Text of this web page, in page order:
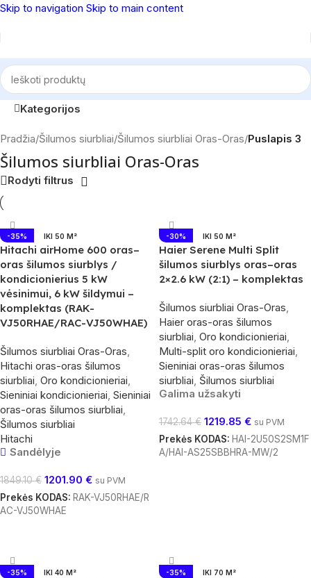
Skip to navigation Skip to main content
Kategorijos
Pradžia/Šilumos siurbliai/Šilumos siurbliai Oras-Oras/Puslapis 3
Šilumos siurbliai Oras-Oras
Rodyti filtrus
-35% IKI 50 M²
Hitachi airHome 600 oras–
oras šilumos siurblys /
kondicionierius 5 kW
vėsinimui, 6 kW šildymui –
komplektas (RAK-
VJ50RHAE/RAC-VJ50WHAE)
Šilumos siurbliai Oras-Oras,
Hitachi oras-oras šilumos
siurbliai, Oro kondicionieriai,
Sieniniai kondicionieriai, Sieniniai
oras-oras šilumos siurbliai,
Šilumos siurbliai
Hitachi
Sandėlyje
1849.10€ 1201.90 € su PVM
Prekės KODAS: RAK-VJ50RHAE/R
AC-VJ50WHAE
-30% IKI 50 M²
Haier Serene Multi Split
šilumos siurblys oras–oras
2×2.6 kW (2:1) – komplektas
Šilumos siurbliai Oras-Oras,
Haier oras-oras šilumos
siurbliai, Oro kondicionieriai,
Multi-split oro kondicionieriai,
Sieniniai oras-oras šilumos
siurbliai, Šilumos siurbliai
Galima užsakyti
1742.64€ 1219.85 € su PVM
Prekės KODAS: HAI-2U50S2SM1F
A/HAI-AS25SBBHRA-MW/2
-35% IKI 40 M² -35% IKI 70 M²